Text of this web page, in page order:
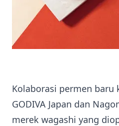
Kolaborasi permen baru
GODIVA Japan dan
merek wagashi yang